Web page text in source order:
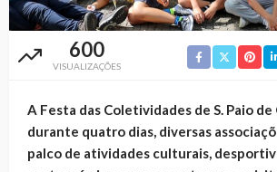
600
VISUALIZAÇÕES
A Festa das Coletividades de S. Paio
durante quatro dias, diversas
palco de atividades culturais,